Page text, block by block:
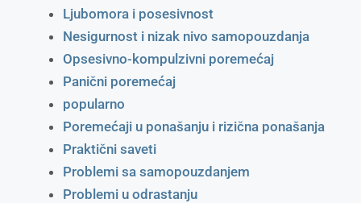
Ljubomora i posesivnost
Nesigurnost i nizak nivo samopouzdanja
Opsesivno-kompulzivni poremećaj
Panični poremećaj
popularno
Poremećaji u ponašanju i rizična ponašanja
Praktični saveti
Problemi sa samopouzdanjem
Problemi u odrastanju